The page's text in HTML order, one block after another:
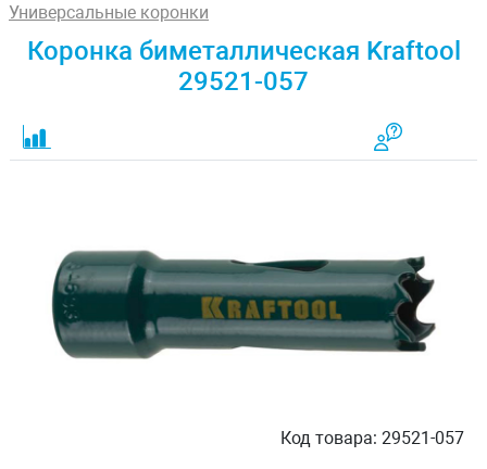
Универсальные коронки
Коронка биметаллическая Kraftool
29521-057
Код товара: 29521-057